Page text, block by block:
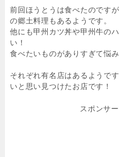
前回ほうとうは食べたのです
の郷土料理もあるようです。
他にも甲州カツ丼や甲州牛の
い！
食べたいものがありすぎて悩
それぞれ有名店はあるようで
いと思い見つけたお店です！
スポンサ